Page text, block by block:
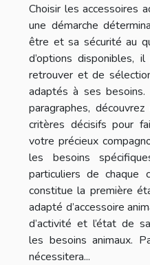
Choisir les accessoires
une démarche
être et sa sécurité au
d’options disponibles,
retrouver et de
adaptés à ses besoins.
paragraphes,
critères décisifs pour
votre précieux
les besoins
particuliers de chaque
constitue la première
adapté d’accessoire
d’activité et l’état de
les besoins animaux.
nécessitera...